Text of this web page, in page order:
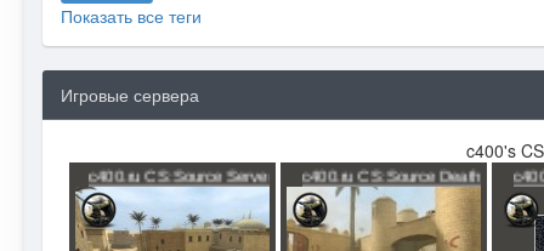
Показать все теги
Игровые сервера
c400's